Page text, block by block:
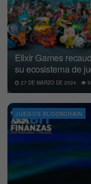
Elixir Games
su ecosistema de
27 DE MARZO DE 2024
JUEGOS BLOCKCHAIN